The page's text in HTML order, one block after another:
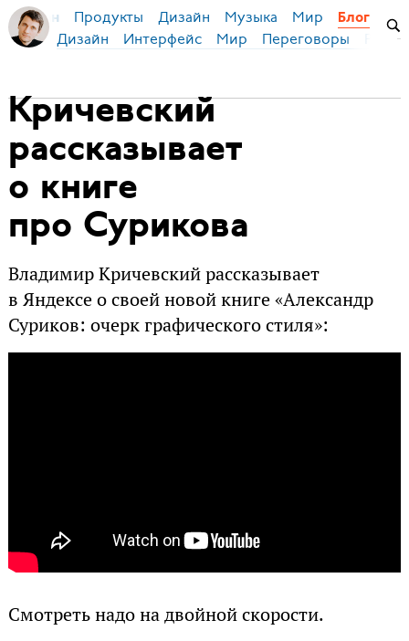
Бирман Продукты Дизайн Музыка Мир Блог
Дизайн Интерфейс Мир Переговоры
Кричевский
рассказывает
о книге
про Сурикова
Владимир Кричевский рассказывает
в Яндексе о своей новой книге «Александр
Суриков: очерк графического стиля»:
Смотреть надо на двойной скорости.